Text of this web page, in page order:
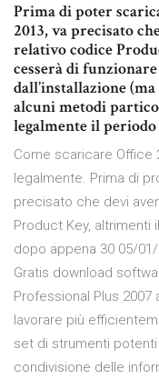
Prima di poter
2013, va precisato
relativo codice
cesserà di
dall’installazione
alcuni metodi
legalmente il
Come scaricare Office
legalmente. Prima di
precisato che devi
Product Key,
dopo appena 30 05/
Gratis download
Professional Plus
lavorare più
set di strumenti
condivisione delle